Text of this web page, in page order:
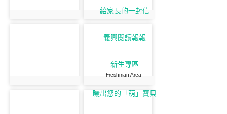
給家長的一封信
義興閱讀報報
新生專區
Freshman Area
曬出您的「萌」寶貝